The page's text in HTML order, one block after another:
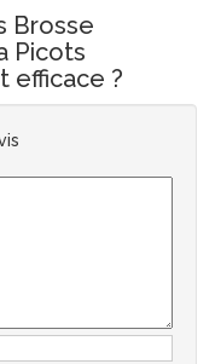
Brosse
Picots
efficace ?